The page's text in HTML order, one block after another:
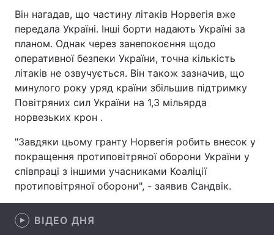
Спорт Наука
Техно і зв'язок Лайт
Зброя Інциденти
Здоров'я Туризм
Цікавинки Погода
Екологія Регіони
Лонгріди
Відео з Youtube
Він нагадав, що частину літаків Норвегія вже
передала Україні. Інші борти надають Україні за
планом. Однак через занепокоєння щодо
оперативної безпеки України, точна кількість
літаків не озвучується. Він також зазначив, що
минулого року уряд країни збільшив підтримку
Повітряних сил України на 1,3 мільярда
норвезьких крон .
"Завдяки цьому гранту Норвегія робить внесок у
покращення протиповітряної оборони України у
співпраці з іншими учасниками Коаліції
протиповітряної оборони", - заявив Сандвік.
ВІДЕО ДНЯ